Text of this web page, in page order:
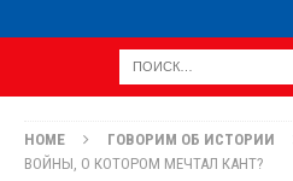
HOME ГОВОРИМ ОБ ИСТОРИИ
ВОЙНЫ, О КОТОРОМ МЕЧТАЛ КАНТ?